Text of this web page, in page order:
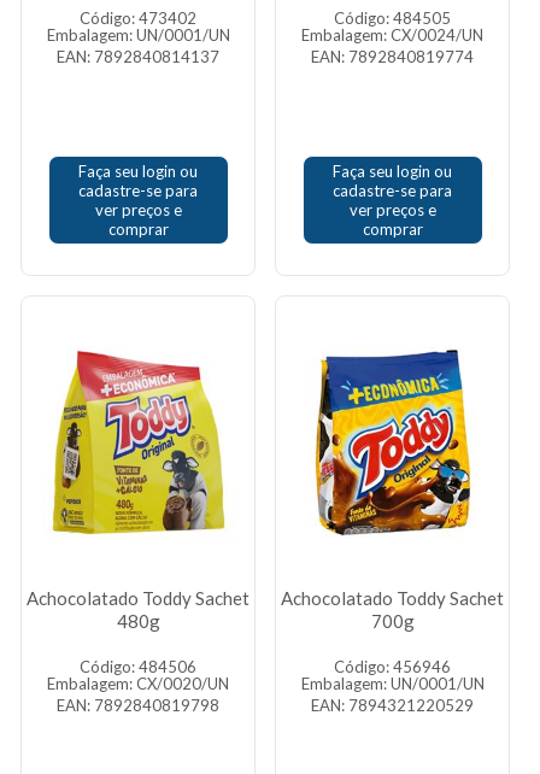
Código: 473402
Embalagem: UN/0001/UN
EAN: 7892840814137
Faça seu login ou
cadastre-se para
ver preços e
comprar
Código: 484505
Embalagem: CX/0024/UN
EAN: 7892840819774
Faça seu login ou
cadastre-se para
ver preços e
comprar
Achocolatado Toddy Sachet
480g
Código: 484506
Embalagem: CX/0020/UN
EAN: 7892840819798
Achocolatado Toddy Sachet
700g
Código: 456946
Embalagem: UN/0001/UN
EAN: 7894321220529